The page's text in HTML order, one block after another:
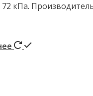
72 кПа.